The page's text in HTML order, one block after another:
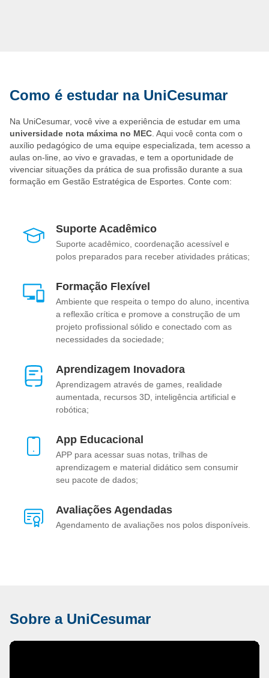
Como é estudar na UniCesumar
Na UniCesumar, você vive a experiência de estudar em uma
universidade nota máxima no MEC. Aqui você conta com o
auxílio pedagógico de uma equipe especializada, tem acesso a
aulas on-line, ao vivo e gravadas, e tem a oportunidade de
vivenciar situações da prática de sua profissão durante a sua
formação em Gestão Estratégica de Esportes. Conte com:
Suporte Acadêmico
Suporte acadêmico, coordenação acessível e
polos preparados para receber atividades práticas;
Formação Flexível
Ambiente que respeita o tempo do aluno, incentiva
a reflexão crítica e promove a construção de um
projeto profissional sólido e conectado com as
necessidades da sociedade;
Aprendizagem Inovadora
Aprendizagem através de games, realidade
aumentada, recursos 3D, inteligência artificial e
robótica;
App Educacional
APP para acessar suas notas, trilhas de
aprendizagem e material didático sem consumir
seu pacote de dados;
Avaliações Agendadas
Agendamento de avaliações nos polos disponíveis.
Sobre a UniCesumar